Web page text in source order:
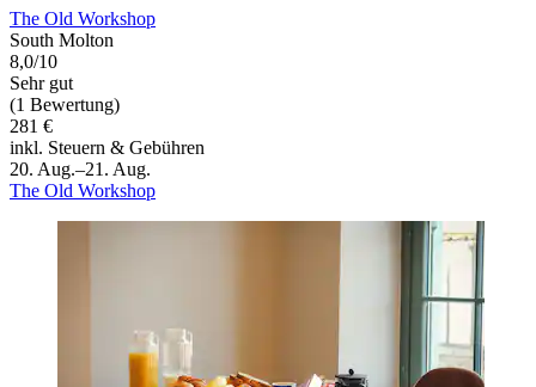
The Old Workshop
South Molton
8,0/10
Sehr gut
(1 Bewertung)
281 €
inkl. Steuern & Gebühren
20. Aug.–21. Aug.
The Old Workshop